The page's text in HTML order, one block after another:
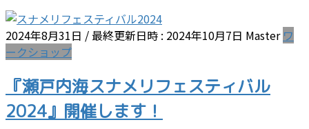
2024年8月31日 / 最終更新日時 : 2024年10月7日 Master ワ
ークショップ
『瀬戸内海スナメリフェスティバル
2024』開催します！